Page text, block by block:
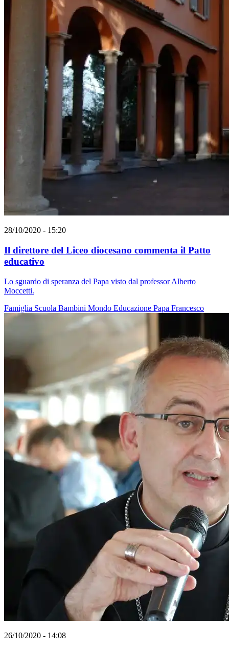
28/10/2020 - 15:20
Il direttore del Liceo diocesano commenta il Patto
educativo
Lo sguardo di speranza del Papa visto dal professor Alberto
Moccetti.
Famiglia Scuola Bambini Mondo Educazione Papa Francesco
26/10/2020 - 14:08